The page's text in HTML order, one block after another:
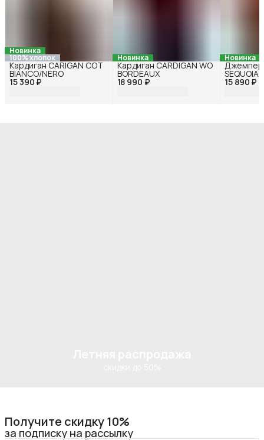
Новинка
100% хлопок
15 390 ₽
Кардиган CARIGAN COT
BIANCO/NERO
Новинка
18 990 ₽
Кардиган CARDIGAN WO
BORDEAUX
Новинка
15 890 ₽
Джемпер
SEQUOIA
Получите скидку 10%
за подписку на рассылку